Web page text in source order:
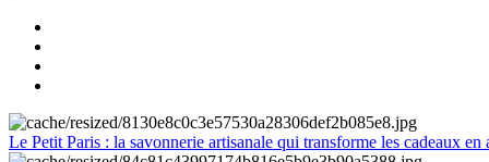
Le Petit Paris : la savonnerie artisanale qui transforme les cadeaux en